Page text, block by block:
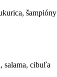
šampióny
salama, cibuľa